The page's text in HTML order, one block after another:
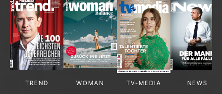
TREND WOMAN TV-MEDIA NEWS